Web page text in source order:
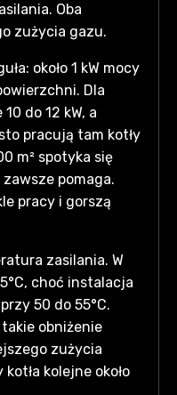
Oba
zużycia gazu.
około 1 kW mocy
Dla
do 12 kW, a
pracują tam kotły
m² spotyka się
pomaga.
pracy i gorszą
zasilania. W
choć instalacja
50 do 55°C.
obniżenie
zużycia
kolejne około